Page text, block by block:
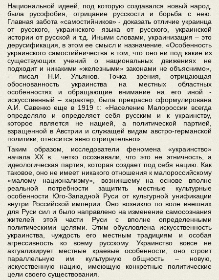
Национальной идеей, под которую создавался новый народ,
была русофобия, отрицание русскости и борьба с нею.
Главная забота «самостийников» - доказать отличие украинца
от русского, украинского языка от русского, украинской
истории от русской и т.д. Иными словами, украинизация – это
дерусификация, в этом ее смысл и назначение. «Особенность
украинского самостийничества в том, что оно ни под какие из
существующих учений о национальных движениях не
подходит и никакими «железными» законами не объяснимо»,
- писал Н.И. Ульянов. Точка зрения, отрицающая
обоснованность украинства на местных областных
особенностях и обращающие внимание на его иной -
искусственный – характер, была прекрасно сформулирована
А.И. Савенко еще в 1919 г.: «Население Малороссии всегда
определяло и определяет себя русским и к украинству,
которое является не нацией, а политической партией,
взращенной в Австрии и служащей видам австро-германской
политики, относится явно отрицательно».
Таким образом, исследователи феномена «украинство»
начала ХХ в. четко осознавали, что это не этничность, а
идеологическая партия, которая создает под себя нацию. Как
таковое, оно не имеет никакого отношения к малороссийскому
«малому национализму», возникшему на основе вполне
реальной потребности защитить местные культурные
особенности Юго-Западной Руси от культурной унификации
внутри Российской империи. Оно возникло по воле внешних
для Руси сил и было направлено на изменение самосознания
жителей этой части Руси с вполне определенными
политическими целями. Этим обусловлена искусственность
украинства, чуждость его местным традициям и особая
агрессивность ко всему русскому. Украинство вовсе не
актуализирует местные краевые особенности, оно строит
параллельную им культурную общность – новую,
искусственную нацию, имеющую конкретные политические
цели своего существования.